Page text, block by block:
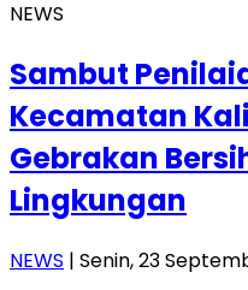
NEWS
Sambut
Kecamatan
Gebrakan
Lingkungan
NEWS | Senin, 23